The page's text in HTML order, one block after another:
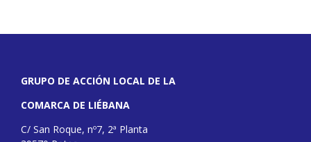
GRUPO DE ACCIÓN LOCAL DE LA
COMARCA DE LIÉBANA
C/ San Roque, nº7, 2ª Planta